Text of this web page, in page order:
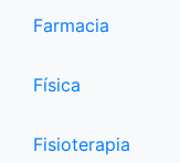
Farmacia
Física
Fisioterapia